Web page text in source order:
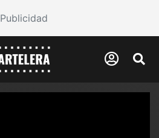
Publicidad